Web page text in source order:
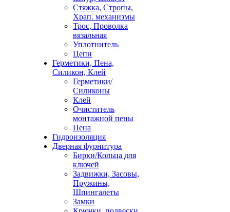
Стяжка, Стропы,
Храп. механизмы
Трос, Проволка
вязальная
Уплотнитель
Цепи
Герметики, Пена,
Силикон, Клей
Герметики/
Силиконы
Клей
Очиститель
монтажной пены
Пена
Гидроизоляция
Дверная фурнитура
Бирки/Кольца для
ключей
Задвижки, Засовы,
Пружины,
Шпингалеты
Замки